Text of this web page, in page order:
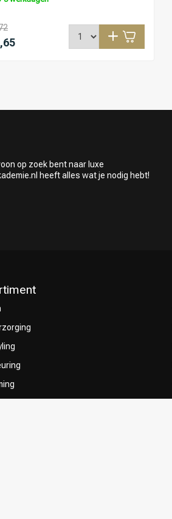
op zoek bent naar luxe
heeft alles wat je nodig hebt!